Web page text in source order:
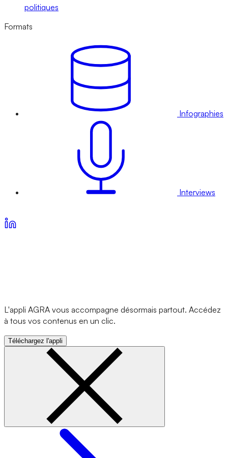
politiques
Formats
Infographies
Interviews
L'appli AGRA vous accompagne désormais partout. Accédez
à tous vos contenus en un clic.
Téléchargez l'appli